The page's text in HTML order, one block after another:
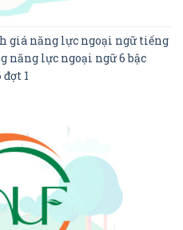
giá năng lực ngoại ngữ tiếng
năng lực ngoại ngữ 6 bậc
1